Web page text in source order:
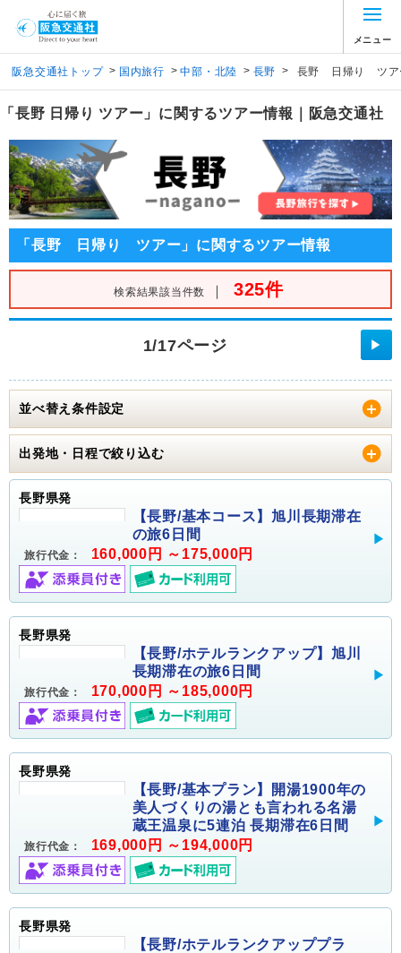
メニュー
阪急交通社トップ > 国内旅行 > 中部・北陸 > 長野 > 長野 日帰り ツア
「長野 日帰り ツアー」に関するツアー情報｜阪急交通社
「長野 日帰り ツアー」に関するツアー情報
検索結果該当件数 ｜ 325件
1/17ページ ▶
並べ替え条件設定
出発地・日程で絞り込む
長野県発
【長野/基本コース】旭川長期滞在
の旅6日間
旅行代金： 160,000円 ～175,000円
長野県発
【長野/ホテルランクアップ】旭川
長期滞在の旅6日間
旅行代金： 170,000円 ～185,000円
長野県発
【長野/基本プラン】開湯1900年の
美人づくりの湯とも言われる名湯
蔵王温泉に5連泊 長期滞在6日間
旅行代金： 169,000円 ～194,000円
長野県発
【長野/ホテルランクアッププラ